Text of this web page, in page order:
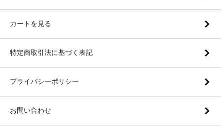
カートを見る
特定商取引法に基づく表記
プライバシーポリシー
お問い合わせ